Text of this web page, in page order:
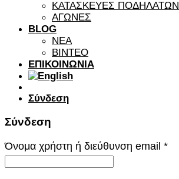
ΚΑΤΑΣΚΕΥΕΣ ΠΟΔΗΛΑΤΩΝ
ΑΓΩΝΕΣ
BLOG
ΝΕΑ
ΒΙΝΤΕΟ
ΕΠΙΚΟΙΝΩΝΙΑ
Σύνδεση
Σύνδεση
Όνομα χρήστη ή διεύθυνση email *